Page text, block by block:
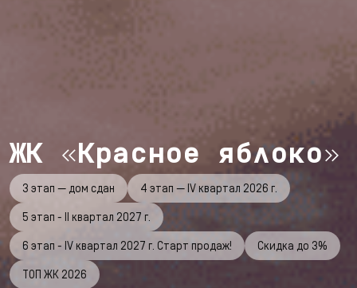
ЖК «Красное яблоко»
3 этап — дом сдан 4 этап — IV квартал 2026 г.
5 этап - II квартал 2027 г.
6 этап - IV квартал 2027 г. Старт продаж! Скидка до 3%
ТОП ЖК 2026